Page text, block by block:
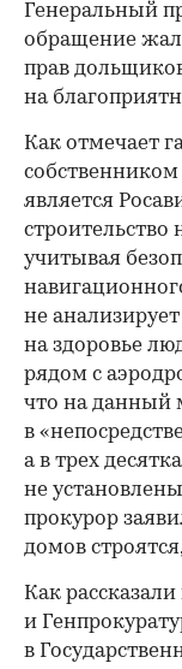
Генеральный
обращение
прав
на
Как отмечает
является
учитывая
не
на здоровье
рядом с
что на данный
в
а в трех
не
прокурор
домов
Как
и
в